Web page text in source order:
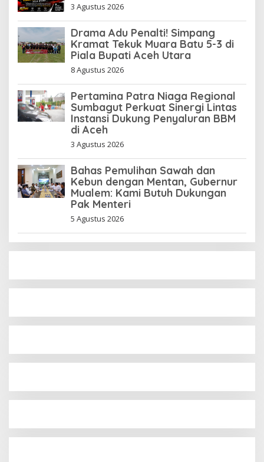
3 Agustus 2026
Drama Adu Penalti! Simpang
Kramat Tekuk Muara Batu 5-3 di
Piala Bupati Aceh Utara
8 Agustus 2026
Pertamina Patra Niaga Regional
Sumbagut Perkuat Sinergi Lintas
Instansi Dukung Penyaluran BBM
di Aceh
3 Agustus 2026
Bahas Pemulihan Sawah dan
Kebun dengan Mentan, Gubernur
Mualem: Kami Butuh Dukungan
Pak Menteri
5 Agustus 2026